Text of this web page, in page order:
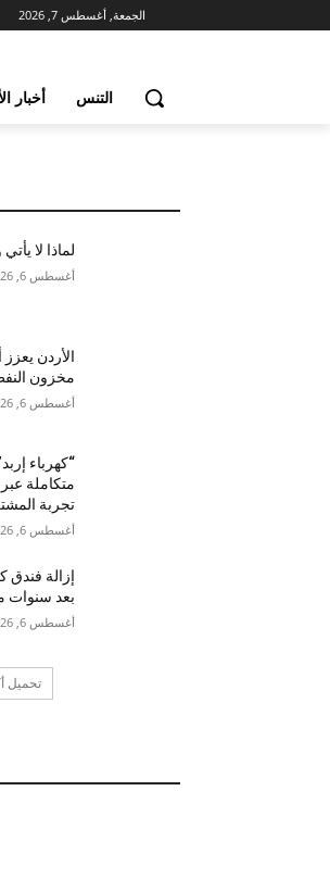
الجمعة, أغسطس 7, 2026
التنس أخبار
لماذا لا
أغسطس 6, 2026
الأردن
مخزون
أغسطس 6, 2026
“كهرباء
متكاملة
تجربة
أغسطس 6, 2026
إزالة فندق
بعد سنوات
أغسطس 6, 2026
تحميل